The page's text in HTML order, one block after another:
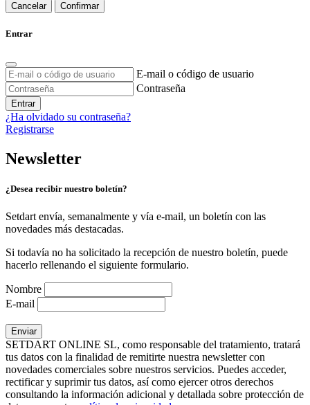
Cancelar Confirmar
Entrar
E-mail o código de usuario
Contraseña
Entrar
¿Ha olvidado su contraseña?
Registrarse
Newsletter
¿Desea recibir nuestro boletín?
Setdart envía, semanalmente y vía e-mail, un boletín con las
novedades más destacadas.
Si todavía no ha solicitado la recepción de nuestro boletín, puede
hacerlo rellenando el siguiente formulario.
Nombre
E-mail
SETDART ONLINE SL, como responsable del tratamiento, tratará
tus datos con la finalidad de remitirte nuestra newsletter con
novedades comerciales sobre nuestros servicios. Puedes acceder,
rectificar y suprimir tus datos, así como ejercer otros derechos
consultando la información adicional y detallada sobre protección de